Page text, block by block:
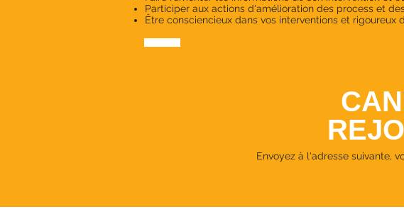
Participer aux actions d'amélioration des process et
Être consciencieux dans vos interventions et
Envoyez à l'adresse suivante,